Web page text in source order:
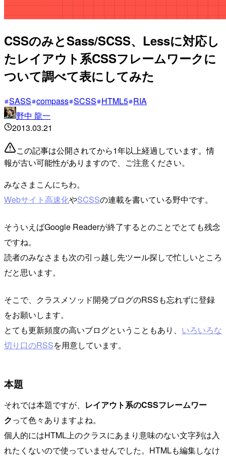
CSSのみとSass/SCSS、Lessに対応し
たレイアウト系CSSフレームワークに
ついて調べて表にしてみた
SASS compass SCSS HTML5 RIA
野中 龍一
2013.03.21
この記事は公開されてから1年以上経過しています。情
報が古い可能性がありますので、ご注意ください。
みなさまこんにちわ。
Webサイト高速化やSCSSの連載を書いている野中です。
そういえばGoogle Readerが終了するとのことでとても残念
ですね。
読者のみなさまも次の引っ越し先ツール探しで忙しいところ
だと思います。
そこで、クラスメソッド開発ブログのRSSも忘れずに登録
をお願いします。
とても更新頻度の高いブログということもあり、 いろいろな
切り口のRSSを用意しています。
本題
それでは本題ですが、 レイアウト系のCSSフレームワー
クって色々ありますよね。
個人的にはHTML上のクラスにあまり意味のない文字列は入
れたくないので使っていませんでした。HTMLも編集しなけ